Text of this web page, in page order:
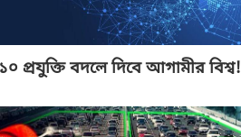
প্রযুক্তি বদলে দিবে আগামীর বিশ্ব!